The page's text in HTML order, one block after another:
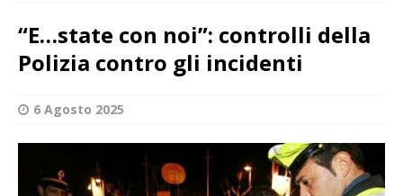
“E…state con noi”: controlli della
Polizia contro gli incidenti
6 Agosto 2025